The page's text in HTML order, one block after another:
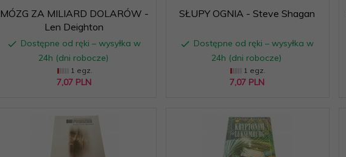
MÓZG ZA MILIARD DOLARÓW -
Len Deighton
Dostępne od ręki – wysyłka w
24h (dni robocze)
1 egz.
7,07 PLN
SŁUPY OGNIA - Steve Shagan
Dostępne od ręki – wysyłka w
24h (dni robocze)
1 egz.
7,07 PLN